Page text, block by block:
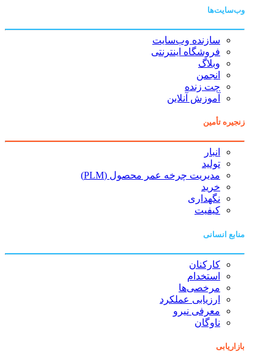
وب‌سایت‌ها
سازنده وب‌سایت
فروشگاه اینترنتی
وبلاگ
انجمن
چت زنده
آموزش آنلاین
زنجیره تأمین
انبار
تولید
مدیریت چرخه عمر محصول (PLM)
خرید
نگهداری
کیفیت
منابع انسانی
کارکنان
استخدام
مرخصی‌ها
ارزیابی عملکرد
معرفی نیرو
ناوگان
بازاریابی